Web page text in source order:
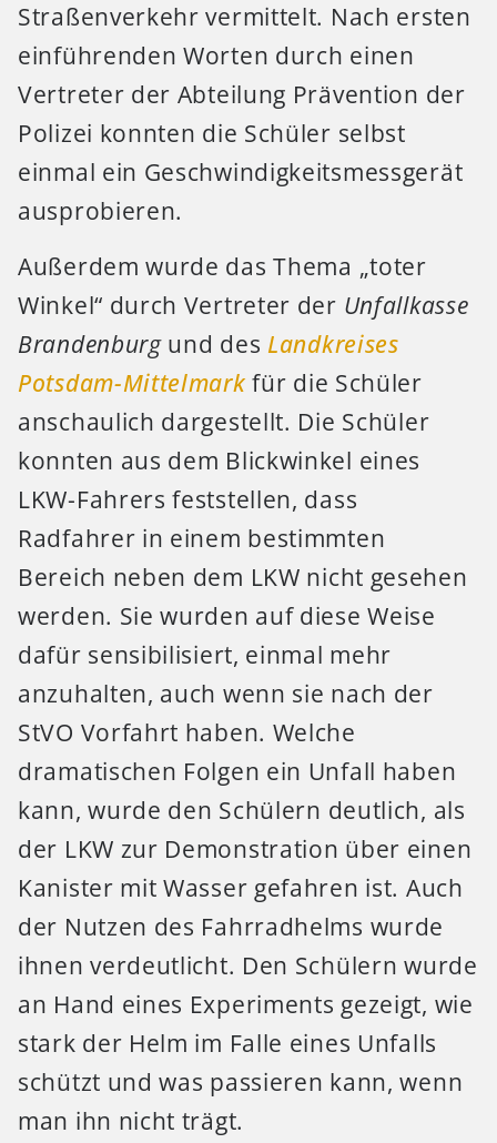
Straßenverkehr vermittelt. Nach ersten
einführenden Worten durch einen
Vertreter der Abteilung Prävention der
Polizei konnten die Schüler selbst
einmal ein Geschwindigkeitsmessgerät
ausprobieren.
Außerdem wurde das Thema „toter
Winkel“ durch Vertreter der Unfallkasse
Brandenburgund des Landkreises
Potsdam-Mittelmark für die Schüler
anschaulich dargestellt. Die Schüler
konnten aus dem Blickwinkel eines
LKW-Fahrers feststellen, dass
Radfahrer in einem bestimmten
Bereich neben dem LKW nicht gesehen
werden. Sie wurden auf diese Weise
dafür sensibilisiert, einmal mehr
anzuhalten, auch wenn sie nach der
StVO Vorfahrt haben. Welche
dramatischen Folgen ein Unfall haben
kann, wurde den Schülern deutlich, als
der LKW zur Demonstration über einen
Kanister mit Wasser gefahren ist. Auch
der Nutzen des Fahrradhelms wurde
ihnen verdeutlicht. Den Schülern wurde
an Hand eines Experiments gezeigt, wie
stark der Helm im Falle eines Unfalls
schützt und was passieren kann, wenn
man ihn nicht trägt.